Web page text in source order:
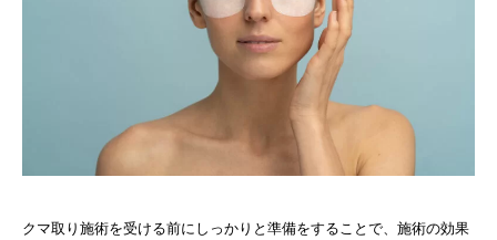
クマ取り施術を受ける前にしっかりと準備をすることで、施術の効果